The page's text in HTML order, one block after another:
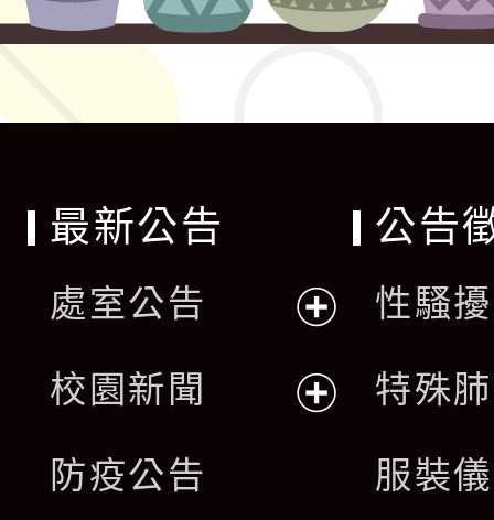
最新公告
處室公告
開
校園新聞
防疫公告
公告
性騷
特殊
服裝